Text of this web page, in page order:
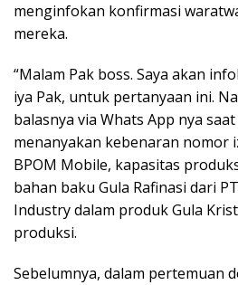
menginfokan konfirmasi
mereka.
“Malam Pak boss. Saya akan
iya Pak, untuk pertanyaan ini.
balasnya via Whats App nya
menanyakan kebenaran nomor
BPOM Mobile, kapasitas
bahan baku Gula Rafinasi dari
Industry dalam produk Gula
produksi.
Sebelumnya, dalam pertemuan